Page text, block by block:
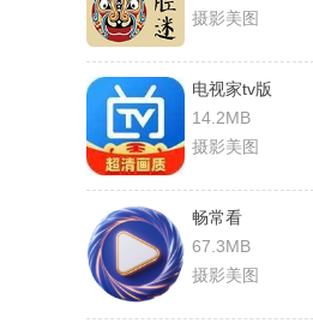
摄影美图
电视家tv版
14.2MB
摄影美图
畅常看
67.3MB
摄影美图